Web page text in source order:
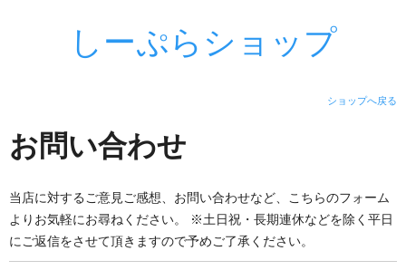
しーぷらショップ
ショップへ戻る
お問い合わせ
当店に対するご意見ご感想、お問い合わせなど、こちらのフォーム
よりお気軽にお尋ねください。 ※土日祝・長期連休などを除く平日
にご返信をさせて頂きますので予めご了承ください。